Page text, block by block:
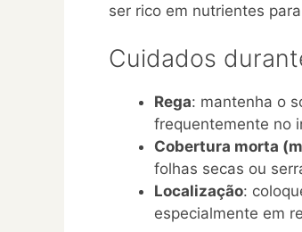
ser rico em nutrientes
Cuidados
Rega: mantenha o
frequentemente no
Cobertura morta
folhas secas ou
Localização:
especialmente em